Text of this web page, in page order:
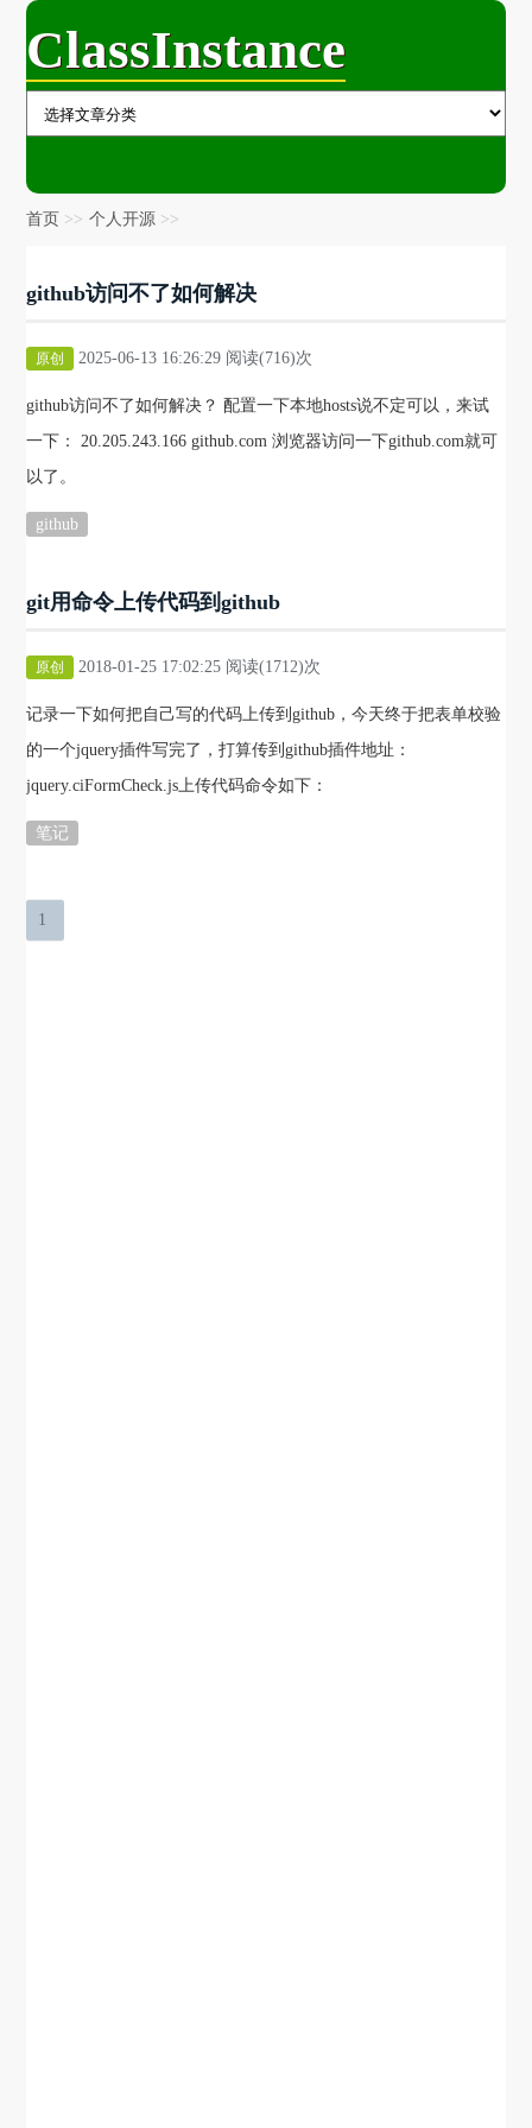
ClassInstance
首页 个人开源
github访问不了如何解决
原创 2025-06-13 16:26:29 阅读(716)次
github访问不了如何解决？ 配置一下本地hosts说不定可以，来试
一下： 20.205.243.166 github.com 浏览器访问一下github.com就可
以了。
github
git用命令上传代码到github
原创 2018-01-25 17:02:25 阅读(1712)次
记录一下如何把自己写的代码上传到github，今天终于把表单校验
的一个jquery插件写完了，打算传到github插件地址：
jquery.ciFormCheck.js上传代码命令如下：
笔记
1